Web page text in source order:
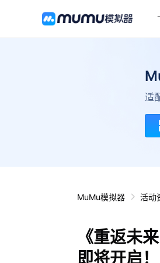
适
MuMu模拟器 活动
《重返未
即将开启！